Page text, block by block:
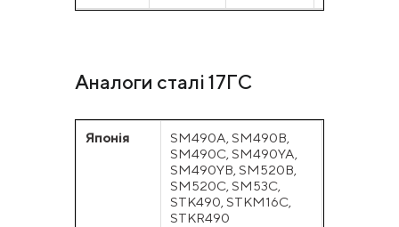
Аналоги сталі 17ГС
Японія
SM490A, SM490B,
SM490C, SM490YA,
SM490YB, SM520B,
SM520C, SM53C,
STK490, STKM16C,
STKR490